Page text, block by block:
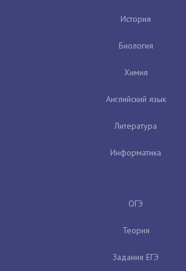
История
Биология
Химия
Английский язык
Литература
Информатика
ОГЭ
Теория
Задания ЕГЭ